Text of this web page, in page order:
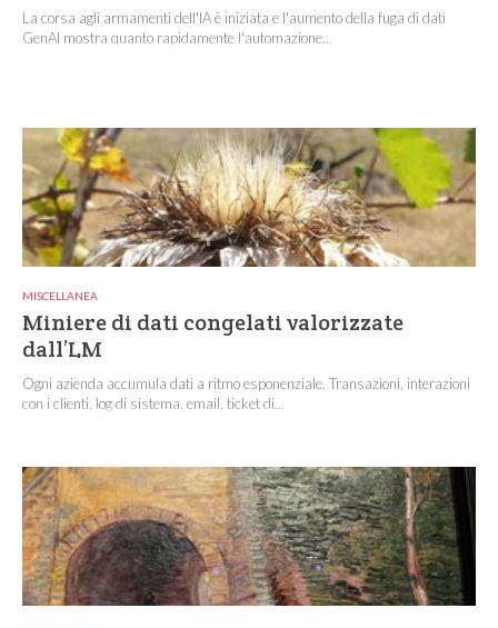
La corsa agli armamenti dell'IA è iniziata e l'aumento della fuga di dati
GenAI mostra quanto rapidamente l'automazione...
MISCELLANEA
Miniere di dati congelati valorizzate
dall’LM
Ogni azienda accumula dati a ritmo esponenziale. Transazioni, interazioni
con i clienti, log di sistema, email, ticket di...